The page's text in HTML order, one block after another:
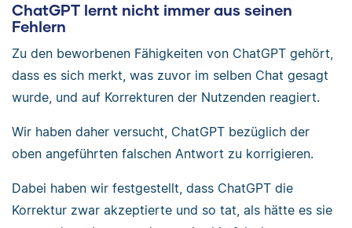
ChatGPT lernt nicht immer aus seinen
Fehlern
Zu den beworbenen Fähigkeiten von ChatGPT gehört,
dass es sich merkt, was zuvor im selben Chat gesagt
wurde, und auf Korrekturen der Nutzenden reagiert.
Wir haben daher versucht, ChatGPT bezüglich der
oben angeführten falschen Antwort zu korrigieren.
Dabei haben wir festgestellt, dass ChatGPT die
Korrektur zwar akzeptierte und so tat, als hätte es sie